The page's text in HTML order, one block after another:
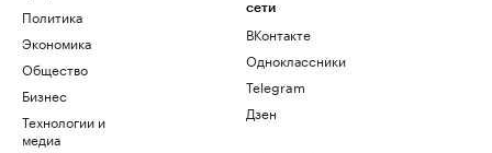
Политика
Экономика
Общество
Бизнес
Технологии и
медиа
сети
ВКонтакте
Одноклассники
Telegram
Дзен